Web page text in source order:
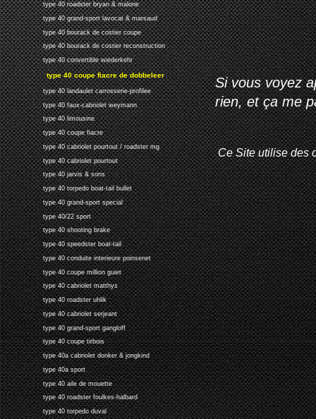
type 40 roadster bryan & malone
type 40 grand-sport lavocat & marsaud
type 40 bourack de costier coupe
type 40 bourack de costier reconstruction
type 40 convertible wiederkehr
type 40 coupe fiacre de dobbeleer
type 40 landaulet carrosserie-profilee
type 40 faux-cabriolet weymann
type 40 limousine
type 40 coupe fiacre
type 40 cabriolet pourtout / roadster mg
type 40 cabriolet pourtout
type 40 jarvis & sons
type 40 torpedo boat-tail bullet
type 40 grand-sport special
type 40/22 sport
type 40 shooting brake
type 40 speedster boat-tail
type 40 conduite interieure poinsenet
type 40 coupe million guiet
type 40 cabriolet matthys
type 40 roadster uhlik
type 40 cabriolet serjeant
type 40 grand-sport gangloff
type 40 coupe tirbois
type 40a cabriolet donker & jongkind
type 40a sport
type 40 aile de mouette
type 40 roadster foulkes-halbard
type 40 torpedo duval
Si vous voyez
rien, et ça me
Ce Site utilise des